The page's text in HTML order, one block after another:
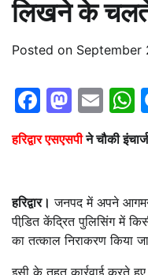
लिखने के चलते
Posted on September
हरिद्वार एसएसपीने चौकी
हरिद्वार। जनपद में अपने आगमन
पीडि़त केंद्रित पुलिसिंग में
का तत्काल निराकरण किया
इसी के तहत कार्रवाई करते